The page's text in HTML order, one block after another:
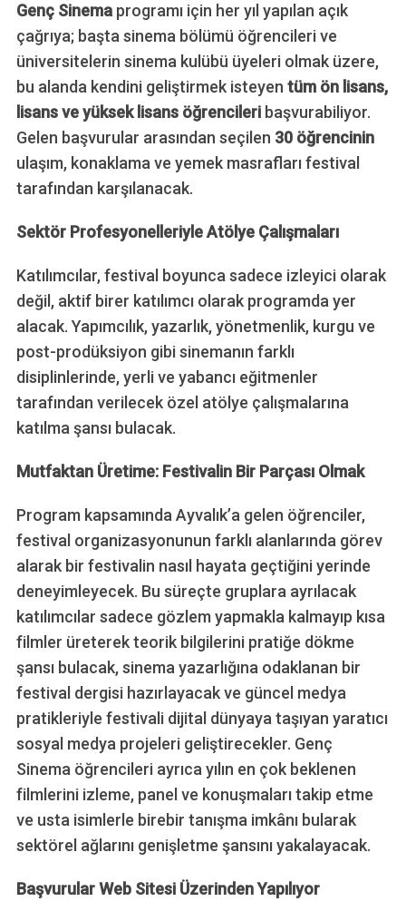
Genç Sinemaprogramı için her yıl yapılan açık
çağrıya; başta sinema bölümü öğrencileri ve
üniversitelerin sinema kulübü üyeleri olmak üzere,
bu alanda kendini geliştirmek isteyen tüm ön lisans,
lisans ve yüksek lisans öğrencileribaşvurabiliyor.
Gelen başvurular arasından seçilen 30 öğrencinin
ulaşım, konaklama ve yemek masrafları festival
tarafından karşılanacak.
Sektör Profesyonelleriyle Atölye Çalışmaları
Katılımcılar, festival boyunca sadece izleyici olarak
değil, aktif birer katılımcı olarak programda yer
alacak. Yapımcılık, yazarlık, yönetmenlik, kurgu ve
post-prodüksiyon gibi sinemanın farklı
disiplinlerinde, yerli ve yabancı eğitmenler
tarafından verilecek özel atölye çalışmalarına
katılma şansı bulacak.
Mutfaktan Üretime: Festivalin Bir Parçası Olmak
Program kapsamında Ayvalık’a gelen öğrenciler,
festival organizasyonunun farklı alanlarında görev
alarak bir festivalin nasıl hayata geçtiğini yerinde
deneyimleyecek. Bu süreçte gruplara ayrılacak
katılımcılar sadece gözlem yapmakla kalmayıp kısa
filmler üreterek teorik bilgilerini pratiğe dökme
şansı bulacak, sinema yazarlığına odaklanan bir
festival dergisi hazırlayacak ve güncel medya
pratikleriyle festivali dijital dünyaya taşıyan yaratıcı
sosyal medya projeleri geliştirecekler. Genç
Sinema öğrencileri ayrıca yılın en çok beklenen
filmlerini izleme, panel ve konuşmaları takip etme
ve usta isimlerle birebir tanışma imkânı bularak
sektörel ağlarını genişletme şansını yakalayacak.
Başvurular Web Sitesi Üzerinden Yapılıyor